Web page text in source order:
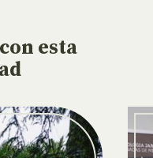
con esta